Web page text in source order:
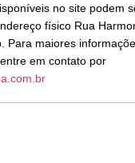
no site podem
físico Rua
Para maiores
em contato por